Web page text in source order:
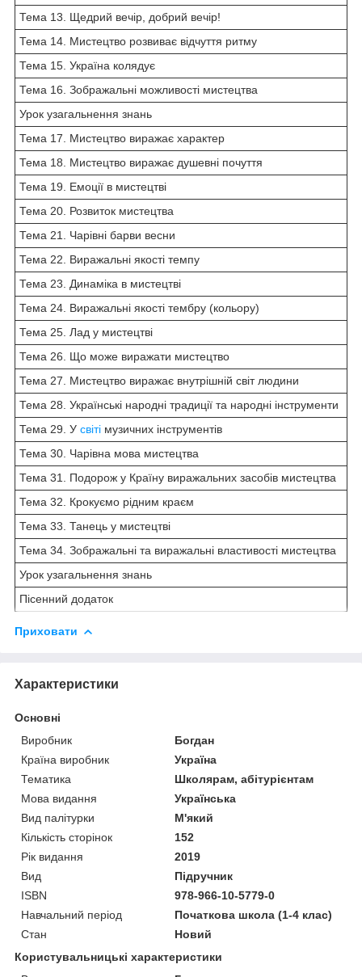
Тема 13. Щедрий вечір, добрий вечір!
Тема 14. Мистецтво розвиває відчуття ритму
Тема 15. Україна колядує
Тема 16. Зображальні можливості мистецтва
Урок узагальнення знань
Тема 17. Мистецтво виражає характер
Тема 18. Мистецтво виражає душевні почуття
Тема 19. Емоції в мистецтві
Тема 20. Розвиток мистецтва
Тема 21. Чарівні барви весни
Тема 22. Виражальні якості темпу
Тема 23. Динаміка в мистецтві
Тема 24. Виражальні якості тембру (кольору)
Тема 25. Лад у мистецтві
Тема 26. Що може виражати мистецтво
Тема 27. Мистецтво виражає внутрішній світ людини
Тема 28. Українські народні традиції та народні інструменти
Тема 29. У світі музичних інструментів
Тема 30. Чарівна мова мистецтва
Тема 31. Подорож у Країну виражальних засобів мистецтва
Тема 32. Крокуємо рідним краєм
Тема 33. Танець у мистецтві
Тема 34. Зображальні та виражальні властивості мистецтва
Урок узагальнення знань
Пісенний додаток
Приховати
Характеристики
Основні
Виробник
Богдан
Країна виробник
Україна
Тематика
Школярам, абітурієнтам
Мова видання
Українська
Вид палітурки
М'який
Кількість сторінок
152
Рік видання
2019
Вид
Підручник
ISBN
978-966-10-5779-0
Навчальний період
Початкова школа (1-4 клас)
Стан
Новий
Користувальницькі характеристики